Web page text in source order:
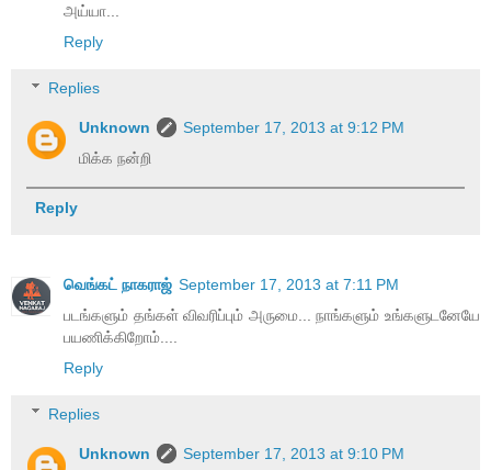
அய்யா...
Reply
Replies
Unknown
September 17, 2013 at 9:12 PM
மிக்க நன்றி
Reply
வெங்கட் நாகராஜ் September 17, 2013 at 7:11 PM
படங்களும் தங்கள் விவரிப்பும் அருமை... நாங்களும் உங்களுடனேயே
பயணிக்கிறோம்....
Reply
Replies
Unknown
September 17, 2013 at 9:10 PM